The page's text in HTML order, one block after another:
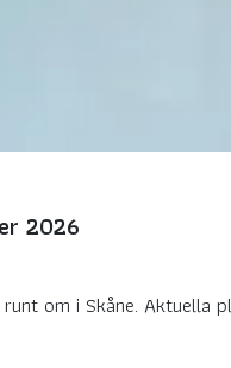
2026
om i Skåne.